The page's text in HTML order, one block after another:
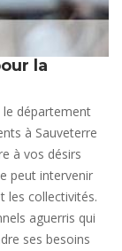
la
département
à Sauveterre
à vos désirs
peut intervenir
les collectivités.
aguerris qui
ses besoins